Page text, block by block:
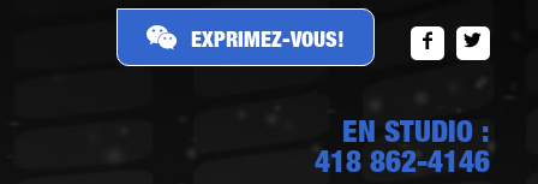
EXPRIMEZ-VOUS!
EN STUDIO :
418 862-4146